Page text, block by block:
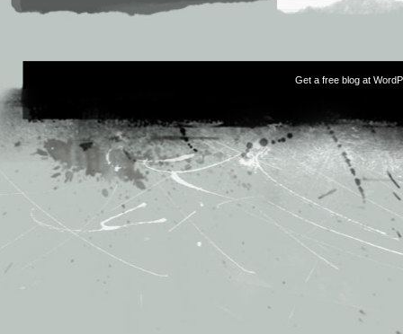
Get a free blog at